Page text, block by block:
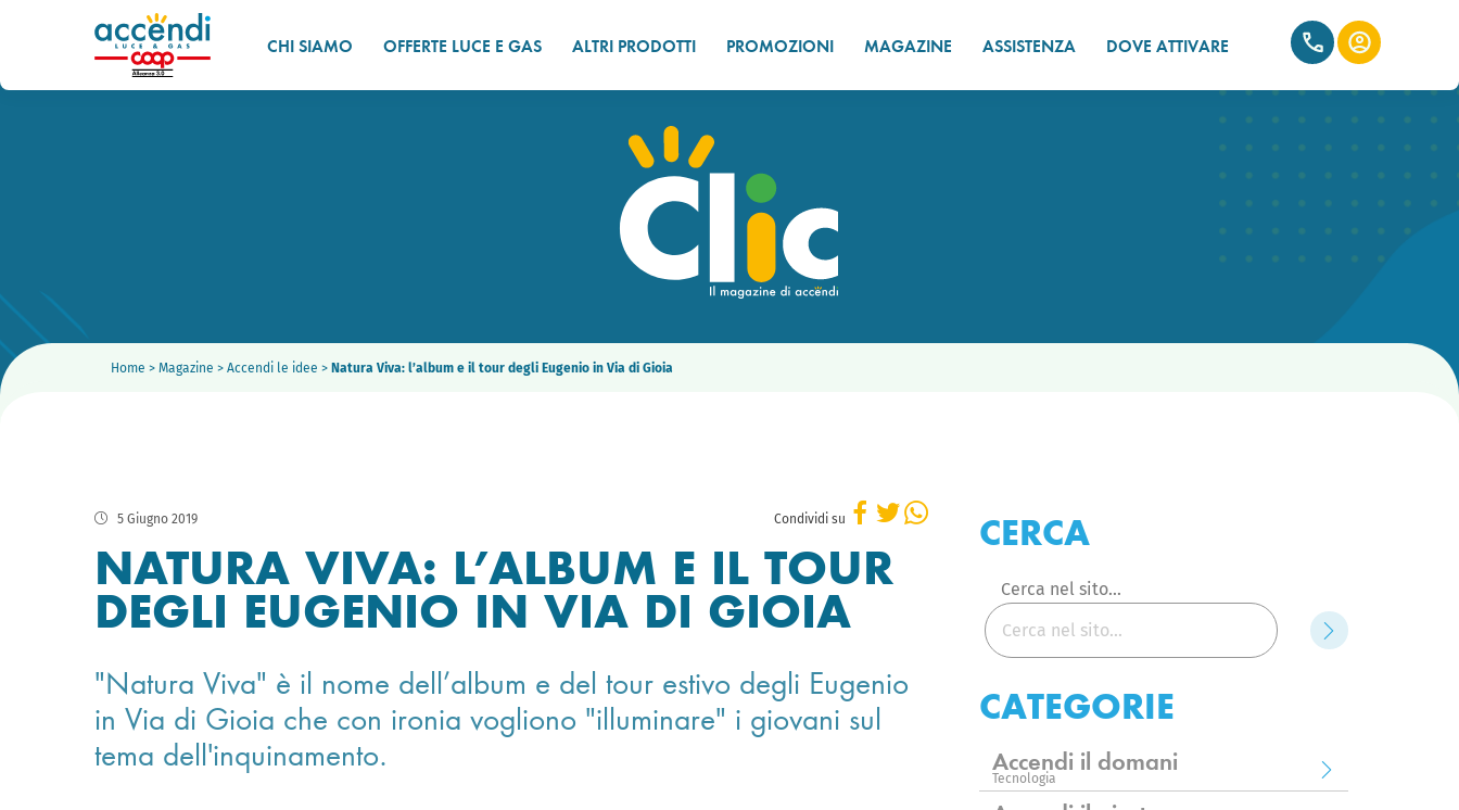
CHI SIAMO OFFERTE LUCE E GAS ALTRI PRODOTTI PROMOZIONI MAGAZINE ASSISTENZA DOVE ATTIVARE
Home > Magazine > Accendi le idee > Natura Viva: l’album e il tour degli Eugenio in Via di Gioia
5 Giugno 2019 Condividi su
NATURA VIVA: L’ALBUM E IL TOUR
DEGLI EUGENIO IN VIA DI GIOIA
"Natura Viva" è il nome dell’album e del tour estivo degli Eugenio
in Via di Gioia che con ironia vogliono "illuminare" i giovani sul
tema dell'inquinamento.
CERCA
Cerca nel sito...
Cerca
CATEGORIE
Accendi il domani
Tecnologia